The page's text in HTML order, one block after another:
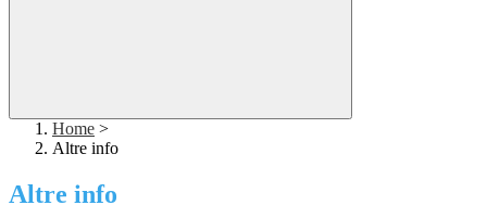
Home >
Altre info
Altre info